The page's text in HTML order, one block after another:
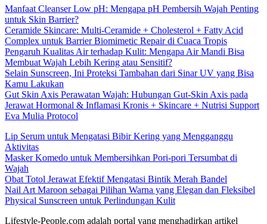
Manfaat Cleanser Low pH: Mengapa pH Pembersih Wajah Penting
untuk Skin Barrier?
Ceramide Skincare: Multi-Ceramide + Cholesterol + Fatty Acid
Complex untuk Barrier Biomimetic Repair di Cuaca Tropis
Pengaruh Kualitas Air terhadap Kulit: Mengapa Air Mandi Bisa
Membuat Wajah Lebih Kering atau Sensitif?
Selain Sunscreen, Ini Proteksi Tambahan dari Sinar UV yang Bisa
Kamu Lakukan
Gut Skin Axis Perawatan Wajah: Hubungan Gut-Skin Axis pada
Jerawat Hormonal & Inflamasi Kronis + Skincare + Nutrisi Support
Eva Mulia Protocol
Lip Serum untuk Mengatasi Bibir Kering yang Mengganggu
Aktivitas
Masker Komedo untuk Membersihkan Pori-pori Tersumbat di
Wajah
Obat Totol Jerawat Efektif Mengatasi Bintik Merah Bandel
Nail Art Maroon sebagai Pilihan Warna yang Elegan dan Fleksibel
Physical Sunscreen untuk Perlindungan Kulit
Lifestyle-People.com adalah portal yang menghadirkan artikel